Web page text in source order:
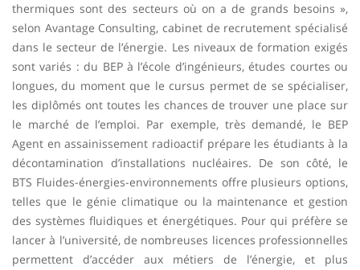
thermiques sont des secteurs où on a de grands besoins »,
selon Avantage Consulting, cabinet de recrutement spécialisé
dans le secteur de l’énergie. Les niveaux de formation exigés
sont variés : du BEP à l’école d’ingénieurs, études courtes ou
longues, du moment que le cursus permet de se spécialiser,
les diplômés ont toutes les chances de trouver une place sur
le marché de l’emploi. Par exemple, très demandé, le BEP
Agent en assainissement radioactif prépare les étudiants à la
décontamination d’installations nucléaires. De son côté, le
BTS Fluides-énergies-environnements offre plusieurs options,
telles que le génie climatique ou la maintenance et gestion
des systèmes fluidiques et énergétiques. Pour qui préfère se
lancer à l’université, de nombreuses licences professionnelles
permettent d’accéder aux métiers de l’énergie, et plus